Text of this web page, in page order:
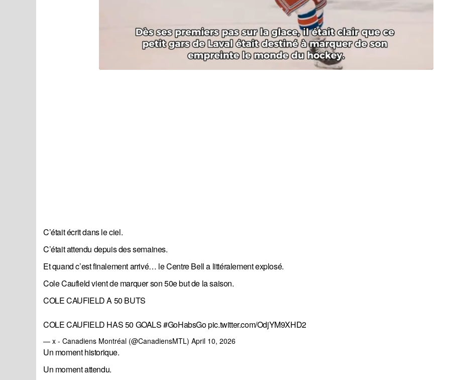
C’était écrit dans le ciel.
C’était attendu depuis des semaines.
Et quand c’est finalement arrivé… le Centre Bell a littéralement explosé.
Cole Caufield vient de marquer son 50e but de la saison.
COLE CAUFIELD A 50 BUTS
COLE CAUFIELD HAS 50 GOALS#GoHabsGopic.twitter.com/OdjYM9XHD2
— x - Canadiens Montréal (@CanadiensMTL) April 10, 2026
Un moment historique.
Un moment attendu.